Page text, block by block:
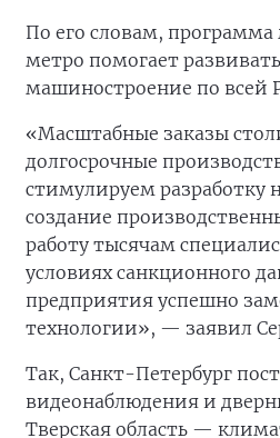
По его словам,
метро помогает
машиностроение по всей
«Масштабные заказы
долгосрочные
стимулируем разработку
создание
работу тысячам
условиях санкционного
предприятия успешно
технологии», — заявил
Так, Санкт-Петербург
видеонаблюдения и
Тверская область —